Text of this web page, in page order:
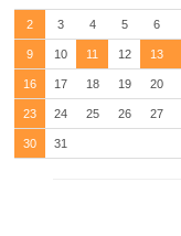
2 3 4 5 6
9 10 11 12 13
16 17 18 19 20
23 24 25 26 27
30 31